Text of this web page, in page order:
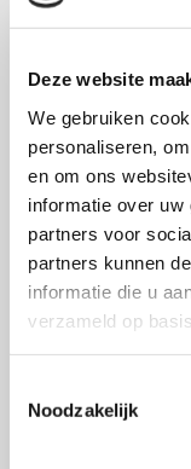
Deze website
We gebruiken
personaliseren,
en om ons
informatie over
partners voor
partners kunnen
informatie die u
verzameld op
Noodzakelijk
3131XL
Naam*
E-mail *